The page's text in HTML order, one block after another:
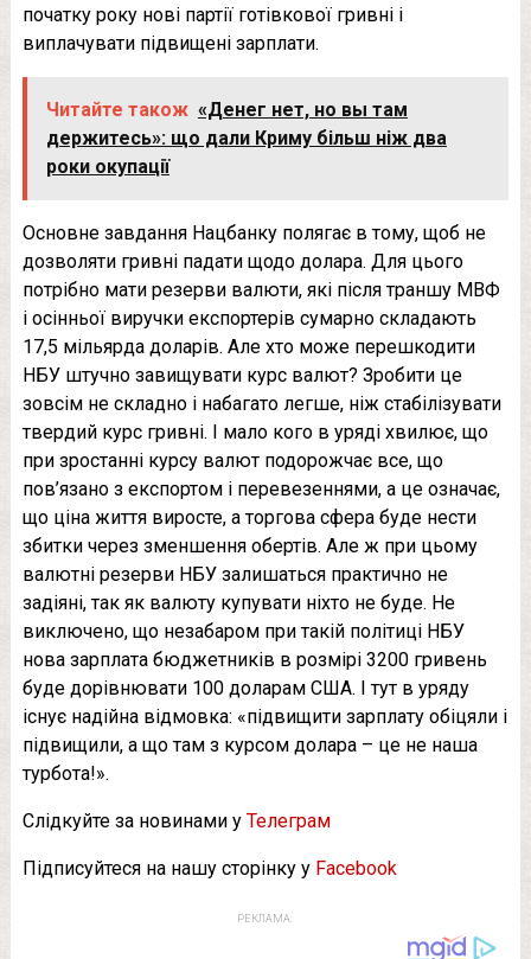
початку року нові партії готівкової гривні і
виплачувати підвищені зарплати.
Читайте також «Денег нет, но вы там
держитесь»: що дали Криму більш ніж два
роки окупації
Основне завдання Нацбанку полягає в тому, щоб не
дозволяти гривні падати щодо долара. Для цього
потрібно мати резерви валюти, які після траншу МВФ
і осінньої виручки експортерів сумарно складають
17,5 мільярда доларів. Але хто може перешкодити
НБУ штучно завищувати курс валют? Зробити це
зовсім не складно і набагато легше, ніж стабілізувати
твердий курс гривні. І мало кого в уряді хвилює, що
при зростанні курсу валют подорожчає все, що
пов’язано з експортом і перевезеннями, а це означає,
що ціна життя виросте, а торгова сфера буде нести
збитки через зменшення обертів. Але ж при цьому
валютні резерви НБУ залишаться практично не
задіяні, так як валюту купувати ніхто не буде. Не
виключено, що незабаром при такій політиці НБУ
нова зарплата бюджетників в розмірі 3200 гривень
буде дорівнювати 100 доларам США. І тут в уряду
існує надійна відмовка: «підвищити зарплату обіцяли і
підвищили, а що там з курсом долара – це не наша
турбота!».
Слідкуйте за новинами у Телеграм
Підписуйтеся на нашу сторінку у Facebook
РЕКЛАМА: